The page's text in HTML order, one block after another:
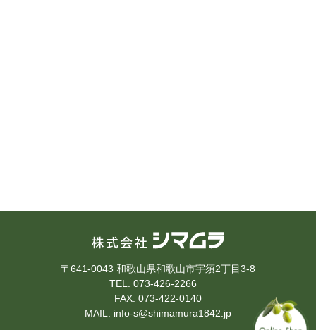
〒641-0043 和歌山県和歌山市宇須2丁目3-8
TEL. 073-426-2266
FAX. 073-422-0140
MAIL. info-s@shimamura1842.jp